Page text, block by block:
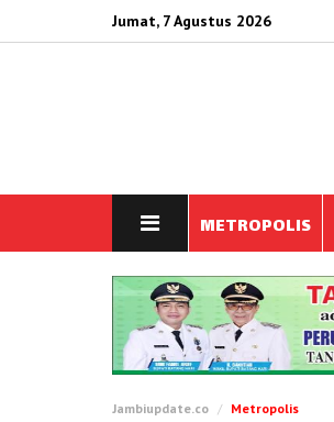
Jumat, 7 Agustus 2026
METROPOLIS
Jambiupdate.co Metropolis